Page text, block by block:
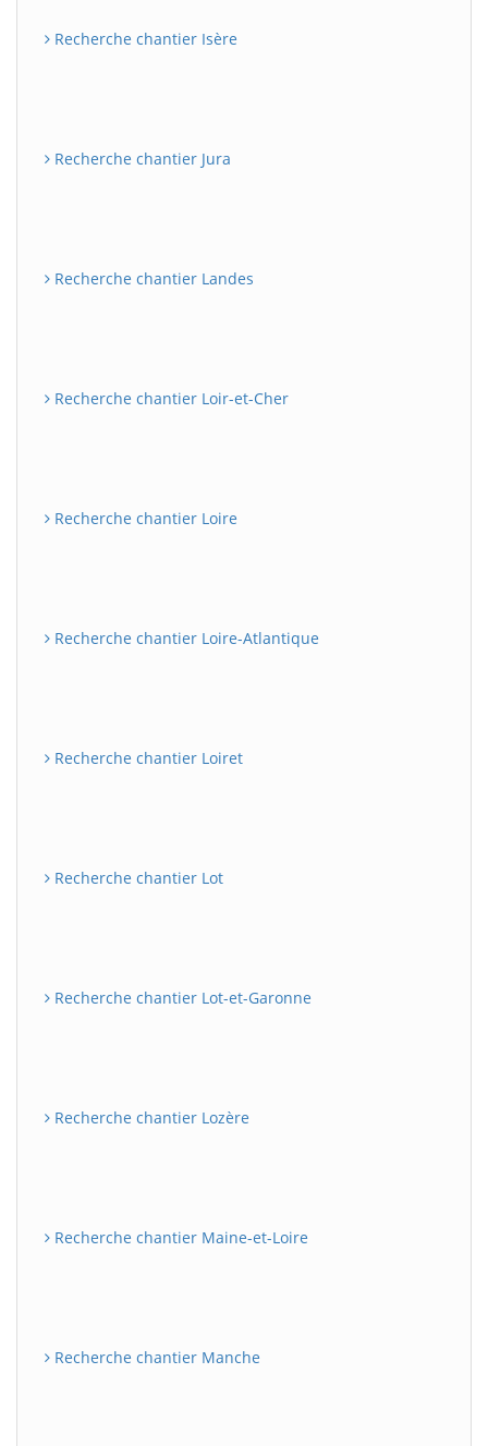
Recherche chantier Isère
Recherche chantier Jura
Recherche chantier Landes
Recherche chantier Loir-et-Cher
Recherche chantier Loire
Recherche chantier Loire-Atlantique
Recherche chantier Loiret
Recherche chantier Lot
Recherche chantier Lot-et-Garonne
Recherche chantier Lozère
Recherche chantier Maine-et-Loire
Recherche chantier Manche